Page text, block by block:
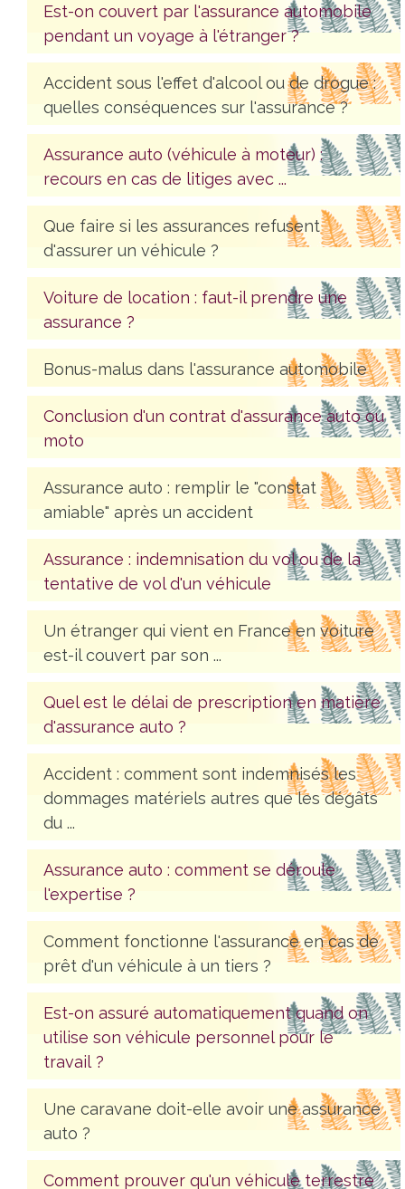
Est-on couvert par l'assurance automobile
pendant un voyage à l'étranger ?
Accident sous l'effet d'alcool ou de drogue :
quelles conséquences sur l'assurance ?
Assurance auto (véhicule à moteur) :
recours en cas de litiges avec ...
Que faire si les assurances refusent
d'assurer un véhicule ?
Voiture de location : faut-il prendre une
assurance ?
Bonus-malus dans l'assurance automobile
Conclusion d'un contrat d'assurance auto ou
moto
Assurance auto : remplir le "constat
amiable" après un accident
Assurance : indemnisation du vol ou de la
tentative de vol d'un véhicule
Un étranger qui vient en France en voiture
est-il couvert par son ...
Quel est le délai de prescription en matière
d'assurance auto ?
Accident : comment sont indemnisés les
dommages matériels autres que les dégâts
du ...
Assurance auto : comment se déroule
l'expertise ?
Comment fonctionne l'assurance en cas de
prêt d'un véhicule à un tiers ?
Est-on assuré automatiquement quand on
utilise son véhicule personnel pour le
travail ?
Une caravane doit-elle avoir une assurance
auto ?
Comment prouver qu'un véhicule terrestre